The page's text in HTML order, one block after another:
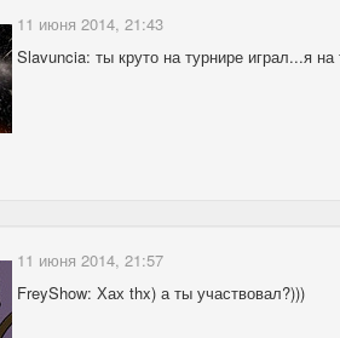
11 июня 2014, 21:43
Slavuncia: ты круто на турнире играл...я
11 июня 2014, 21:57
FreyShow: Хах thx) а ты участвовал?)))